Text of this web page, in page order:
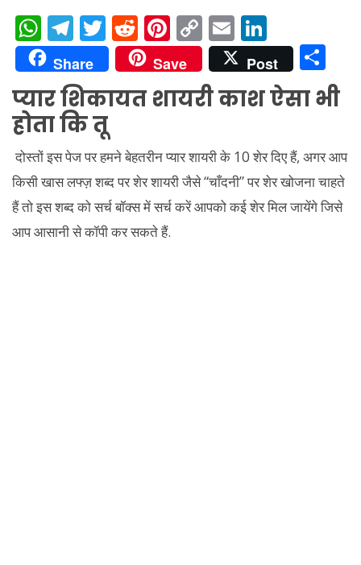
W
h
at
s
A
p
p
T
el
e
gr
a
m
T
w
itt
er
R
e
d
di
Pi
nt
er
e
C
o
p
y
n
k
E
m
ai
l
n
k
e
n
Share Save Post
h
ar
प्यार शिकायत शायरी काश ऐसा भी
होता कि तू
दोस्तों इस पेज पर हमने बेहतरीन प्यार शायरी के 10 शेर दिए हैं, अगर आप
किसी खास लफ्ज़ शब्द पर शेर शायरी जैसे “चाँदनी” पर शेर खोजना चाहते
हैं तो इस शब्द को सर्च बॉक्स में सर्च करें आपको कई शेर मिल जायेंगे जिसे
आप आसानी से कॉपी कर सकते हैं.